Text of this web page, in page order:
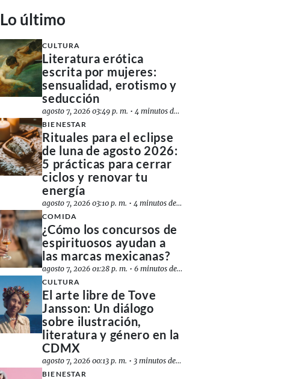
Lo último
CULTURA
Literatura erótica
escrita por mujeres:
sensualidad, erotismo y
seducción
agosto 7, 2026 03:49 p. m. •4 minutos de lectura
BIENESTAR
Rituales para el eclipse
de luna de agosto 2026:
5 prácticas para cerrar
ciclos y renovar tu
energía
agosto 7, 2026 03:10 p. m. •4 minutos de lectura
COMIDA
¿Cómo los concursos de
espirituosos ayudan a
las marcas mexicanas?
agosto 7, 2026 01:28 p. m. •6 minutos de lectura
CULTURA
El arte libre de Tove
Jansson: Un diálogo
sobre ilustración,
literatura y género en la
CDMX
agosto 7, 2026 00:13 p. m. • 3 minutos de lectura
BIENESTAR